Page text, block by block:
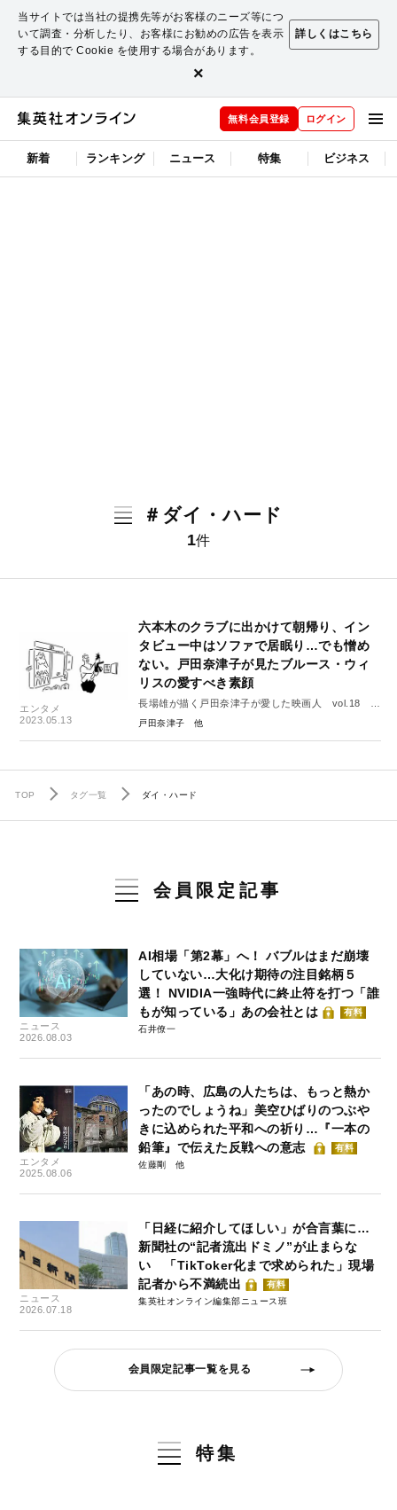
当サイトでは当社の提携先等がお客様のニーズ等につ
いて調査・分析したり、お客様にお勧めの広告を表示
する目的で Cookie を使用する場合があります。
詳しくはこちら
×
無料会員登録 ログイン
新着 ランキング ニュース 特集 ビジネス
＃ダイ・ハード
1件
エンタメ
2023.05.13
六本木のクラブに出かけて朝帰り、イン
タビュー中はソファで居眠り…でも憎め
ない。戸田奈津子が見たブルース・ウィ
リスの愛すべき素顔
長場雄が描く戸田奈津子が愛した映画人 vol.18 ブ
ルース・ウィリス
戸田奈津子
TOP タグ一覧 ダイ・ハード
会員限定記事
ニュース
2026.08.03
AI相場「第2幕」へ！ バブルはまだ崩壊
していない…大化け期待の注目銘柄５
選！ NVIDIA一強時代に終止符を打つ「誰
もが知っている」あの会社とは
有料
石井僚一
エンタメ
2025.08.06
「あの時、広島の人たちは、もっと熱か
ったのでしょうね」美空ひばりのつぶや
きに込められた平和への祈り…『一本の
鉛筆』で伝えた反戦への意志
有料
佐藤剛
ニュース
2026.07.18
「日経に紹介してほしい」が合言葉に…
新聞社の“記者流出ドミノ”が止まらな
い 「TikToker化まで求められた」現場
記者から不満続出
有料
集英社オンライン編集部ニュース班
会員限定記事一覧を見る
特集